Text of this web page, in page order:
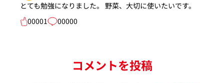
とても勉強になりました。 野菜、大切に使いたいです。
00001
00000
コメントを投稿